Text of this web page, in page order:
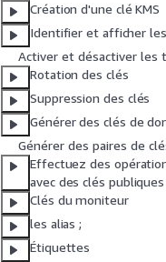
Création d'une clé KMS
Identifier et afficher
Activer et désactiver les
Rotation des clés
Suppression des clés
Générer des clés de
Générer des paires de
Effectuez des
avec des clés publiques
Clés du moniteur
les alias ;
Étiquettes